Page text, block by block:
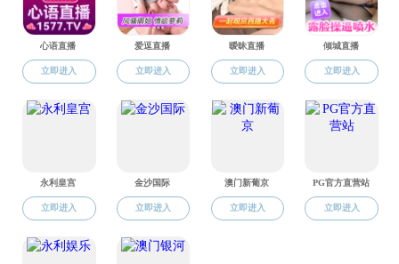
师资建设
通信工程系 电子信息工程系
电子科学与技术系
光电信息工程系
物理学系 微电子系
数字媒体与网络工程系
物理实验教学中心
信息技术实验中心
人才培养
教改项目 本科工程专业认证
科研平台 学术动态
学工动态
学工新闻 榜样风采
工会之家